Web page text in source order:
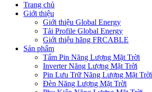
Trang chủ
Giới thiệu
Giới thiệu Global Energy
Tải Profile Global Energy
Giới thiệu hãng FRCABLE
Sản phẩm
Tấm Pin Năng Lượng Mặt Trời
Inverter Năng Lượng Mặt Trời
Pin Lưu Trữ Năng Lượng Mặt Trời
Đèn Năng Lượng Mặt Trời